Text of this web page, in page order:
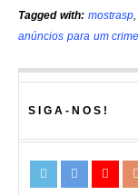
Tagged with: mostrasp,
anúncios para um crime
SIGA-NOS!